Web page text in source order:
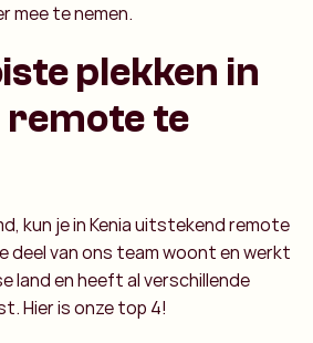
mee te nemen.
plekken in
remote te
kun je in Kenia uitstekend remote
deel van ons team woont en werkt
land en heeft al verschillende
Hier is onze top 4!